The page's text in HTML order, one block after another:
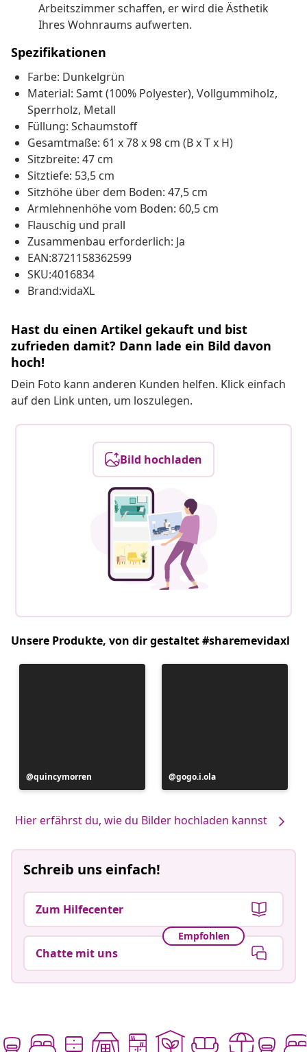
Arbeitszimmer schaffen, er wird die Ästhetik
Ihres Wohnraums aufwerten.
Spezifikationen
Farbe: Dunkelgrün
Material: Samt (100% Polyester), Vollgummiholz,
Sperrholz, Metall
Füllung: Schaumstoff
Gesamtmaße: 61 x 78 x 98 cm (B x T x H)
Sitzbreite: 47 cm
Sitztiefe: 53,5 cm
Sitzhöhe über dem Boden: 47,5 cm
Armlehnenhöhe vom Boden: 60,5 cm
Flauschig und prall
Zusammenbau erforderlich: Ja
EAN:8721158362599
SKU:4016834
Brand:vidaXL
Hast du einen Artikel gekauft und bist
zufrieden damit? Dann lade ein Bild davon
hoch!
Dein Foto kann anderen Kunden helfen. Klick einfach
auf den Link unten, um loszulegen.
Bild hochladen
Unsere Produkte, von dir gestaltet #sharemevidaxl
Beitrag
veröffentlicht
quincymorren
Beitrag
veröffentlicht
gogo.i.ola
Hier erfährst du, wie du Bilder hochladen kannst
Schreib uns einfach!
Zum Hilfecenter
Empfohlen
Chatte mit uns